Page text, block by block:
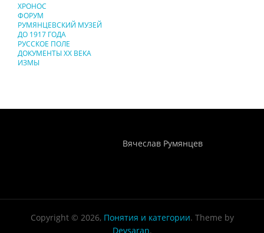
ХРОНОС
ФОРУМ
РУМЯНЦЕВСКИЙ МУЗЕЙ
ДО 1917 ГОДА
РУССКОЕ ПОЛЕ
ДОКУМЕНТЫ XX ВЕКА
ИЗМЫ
Вячеслав Румянцев
Copyright © 2026, Понятия и категории. Theme by
Devsaran.